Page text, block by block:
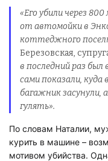
«Его убили через
от автомойки в
коттеджного
Березовская,
в последний раз был
сами показали, куда
багажник засунули,
гулять».
По словам Наталии,
курить в машине –
мотивом убийства.